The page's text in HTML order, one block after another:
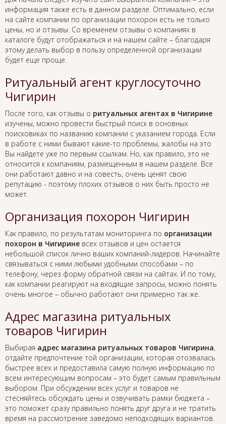
информация также есть в данном разделе. Оптимально, если
на сайте компании по организации похорон есть не только
цены, но и отзывы. Со временем отзывы о компаниях в
каталоге будут отображаться и на нашем сайте – благодаря
этому делать выбор в пользу определенной организации
будет еще проще.
Ритуальный агент круглосуточно
Чигирин
После того, как отзывы о ритуальных агентах в Чигирине
изучены, можно провести быстрый поиск в основных
поисковиках по названию компании с указанием города. Если
в работе с ними бывают какие-то проблемы, жалобы на это
Вы найдете уже по первым ссылкам. Но, как правило, это не
относится к компаниям, размещенным в нашем разделе. Все
они работают давно и на совесть, очень ценят свою
репутацию - поэтому плохих отзывов о них быть просто не
может.
Организация похорон Чигирин
Как правило, по результатам мониторинга по организации
похорон в Чигирине всех отзывов и цен остается
небольшой список лично ваших компаний-лидеров. Начинайте
связываться с ними любыми удобными способами – по
телефону, через форму обратной связи на сайтах. И по тому,
как компании реагируют на входящие запросы, можно понять
очень многое – обычно работают они примерно так же.
Адрес магазина ритуальных
товаров Чигирин
Выбирая адрес магазина ритуальных товаров Чигирина,
отдайте предпочтение той организации, которая отозвалась
быстрее всех и предоставила самую полную информацию по
всем интересующим вопросам – это будет самым правильным
выбором. При обсуждении всех услуг и товаров не
стесняйтесь обсуждать цены и озвучивать рамки бюджета –
это поможет сразу правильно понять друг друга и не тратить
время на рассмотрение заведомо неподходящих вариантов.